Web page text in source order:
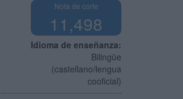
Nota de corte
11,498
Idioma de enseñanza:
Bilingüe
(castellano/lengua
cooficial)